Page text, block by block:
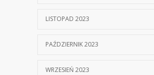
LISTOPAD 2023
PAŹDZIERNIK 2023
WRZESIEŃ 2023